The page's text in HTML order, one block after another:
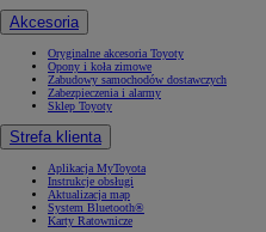
Akcesoria
Oryginalne akcesoria Toyoty
Opony i koła zimowe
Zabudowy samochodów dostawczych
Zabezpieczenia i alarmy
Sklep Toyoty
Strefa klienta
Aplikacja MyToyota
Instrukcje obsługi
Aktualizacja map
System Bluetooth®
Karty Ratownicze